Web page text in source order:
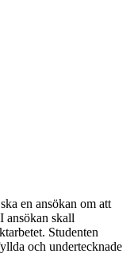
en ansökan om att
ansökan skall
Studenten
och undertecknade